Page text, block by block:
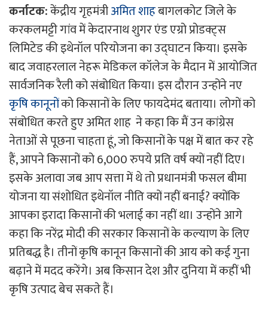
कर्नाटक:केंद्रीय गृहमंत्रीअमित शाहबागलकोट जिले के
करकलमट्टी गांव में केदारनाथ शुगर एंड एग्रो प्रोडक्ट्स
लिमिटेड की इथेनॉल परियोजना का उद्घाटन किया। इसके
बाद जवाहरलाल नेहरू मेडिकल कॉलेज के मैदान में आयोजित
सार्वजनिक रैली को संबोधित किया। इस दौरान उन्होंने नए
कृषि कानूनोंको किसानों के लिए फायदेमंद बताया। लोगों को
संबोधित करते हुए अमित शाह ने कहा कि मैं उन कांग्रेस
नेताओं से पूछना चाहता हूं, जो किसानों के पक्ष में बात कर रहे
हैं, आपने किसानों को 6,000 रुपये प्रति वर्ष क्यों नहीं दिए।
इसके अलावा जब आप सत्ता में थे तो प्रधानमंत्री फसल बीमा
योजना या संशोधित इथेनॉल नीति क्यों नहीं बनाई? क्योंकि
आपका इरादा किसानों की भलाई का नहीं था। उन्होंने आगे
कहा कि नरेंद्र मोदी की सरकार किसानों के कल्याण के लिए
प्रतिबद्ध है। तीनों कृषि कानून किसानों की आय को कई गुना
बढ़ाने में मदद करेंगे। अब किसान देश और दुनिया में कहीं भी
कृषि उत्पाद बेच सकते हैं।